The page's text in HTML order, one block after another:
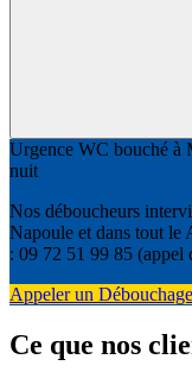
Urgence WC bouché à
nuit
Nos déboucheurs
Napoule et dans tout le
: 09 72 51 99 85 (appel
Appeler un
Ce que nos